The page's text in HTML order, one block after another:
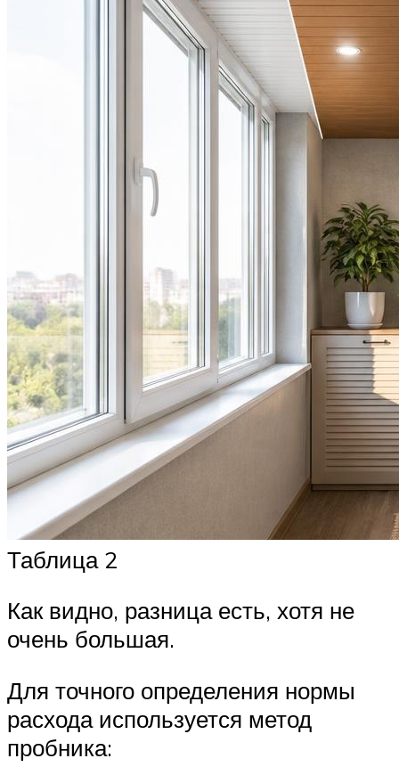
Таблица 2
Как видно, разница есть, хотя не
очень большая.
Для точного определения нормы
расхода используется метод
пробника: